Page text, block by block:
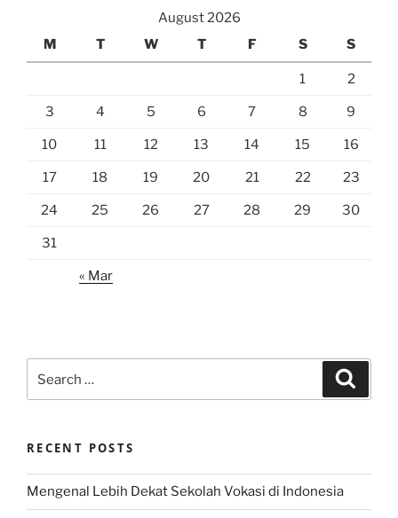
August 2026
M
T W T F S S
1 2
3 4 5 6 7 8 9
10 11 12 13 14 15 16
17 18 19 20 21 22 23
24 25 26 27 28 29 30
31
« Mar
for:
RECENT POSTS
Mengenal Lebih Dekat Sekolah Vokasi di Indonesia